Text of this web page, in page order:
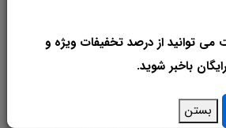
از درصد تخفیفات ویژه و
باخبر شوید.
بستن